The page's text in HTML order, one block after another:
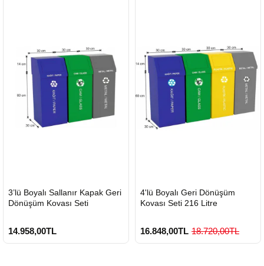
GÖNDERİ
3’lü Boyalı Sallanır Kapak Geri
Dönüşüm Kovası Seti
14.958,00TL
GÖNDERİ
4'lü Boyalı Geri Dönüşüm
Kovası Seti 216 Litre
16.848,00TL 18.720,00TL